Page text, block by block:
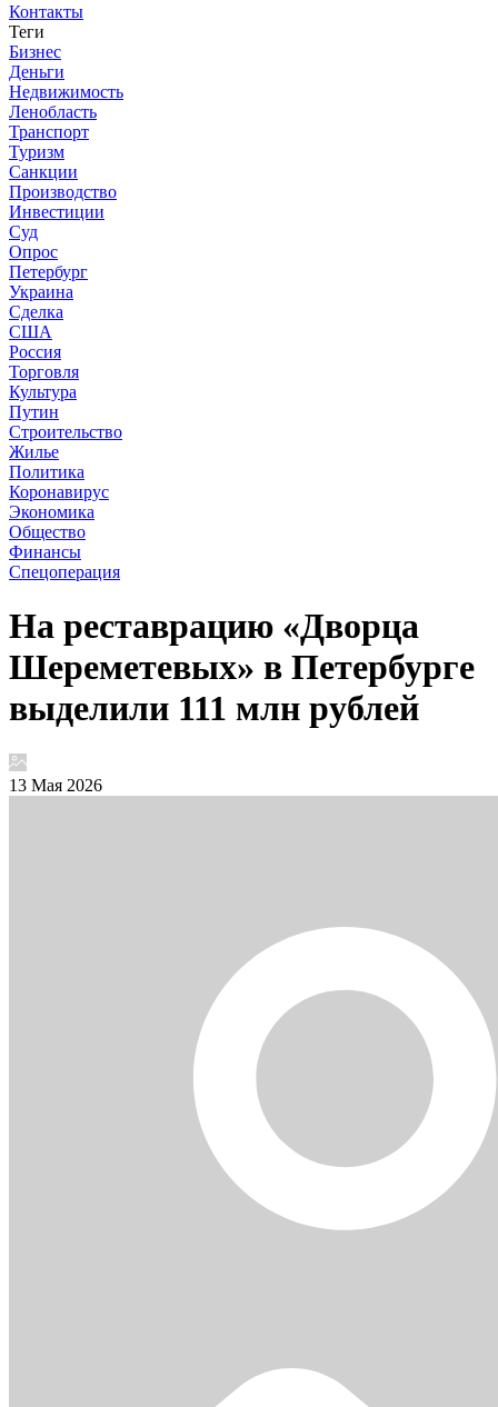
Контакты
Теги
Бизнес
Деньги
Недвижимость
Ленобласть
Транспорт
Туризм
Санкции
Производство
Инвестиции
Суд
Опрос
Петербург
Украина
Сделка
США
Россия
Торговля
Культура
Путин
Строительство
Жилье
Политика
Коронавирус
Экономика
Общество
Финансы
Спецоперация
На реставрацию «Дворца
Шереметевых» в Петербурге
выделили 111 млн рублей
13 Мая 2026